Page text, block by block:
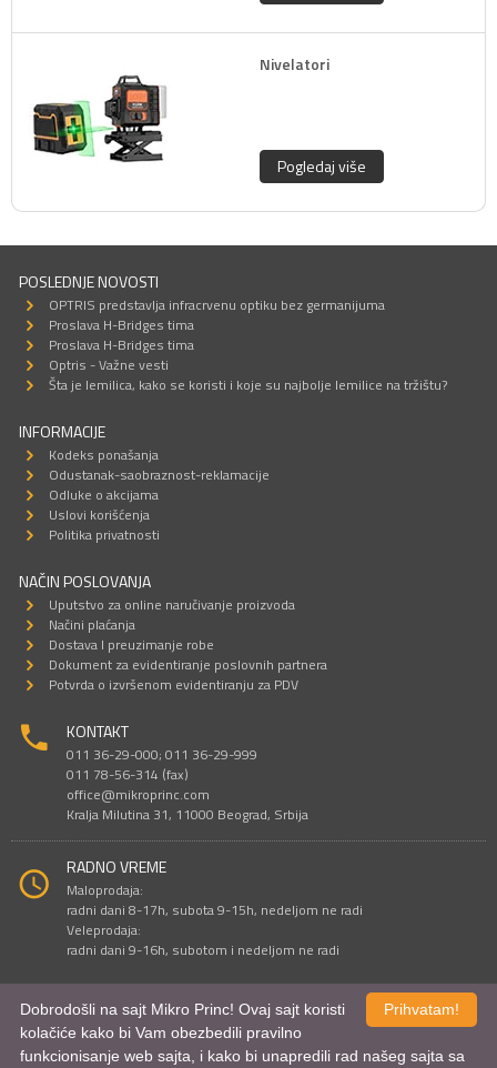
Nivelatori
Pogledaj više
POSLEDNJE NOVOSTI
OPTRIS predstavlja infracrvenu optiku bez germanijuma
Proslava H-Bridges tima
Proslava H-Bridges tima
Optris - Važne vesti
Šta je lemilica, kako se koristi i koje su najbolje lemilice na tržištu?
INFORMACIJE
Kodeks ponašanja
Odustanak-saobraznost-reklamacije
Odluke o akcijama
Uslovi korišćenja
Politika privatnosti
NAČIN POSLOVANJA
Uputstvo za online naručivanje proizvoda
Načini plaćanja
Dostava I preuzimanje robe
Dokument za evidentiranje poslovnih partnera
Potvrda o izvršenom evidentiranju za PDV
KONTAKT
011 36-29-000; 011 36-29-999
011 78-56-314 (fax)
office@mikroprinc.com
Kralja Milutina 31, 11000 Beograd, Srbija
RADNO VREME
Maloprodaja:
radni dani 8-17h, subota 9-15h, nedeljom ne radi
Veleprodaja:
radni dani 9-16h, subotom i nedeljom ne radi
Sve cene su iskazane u dinarima. PDV je uračunat u cenu.
© Mikro Princ 1999 - 2026. Sva prava su zadržana.
Kreirao*nbgcreator |Izdrada Internet prodavnice, Izrada sajtai mobilnih
Prihvatam!
Dobrodošli na sajt Mikro Princ! Ovaj sajt koristi
kolačiće kako bi Vam obezbedili pravilno
funkcionisanje web sajta, i kako bi unapredili rad našeg sajta sa